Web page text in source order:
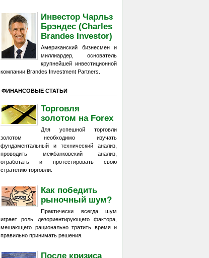
Инвестор Чарльз
Брэндес (Charles
Brandes Investor)
Американский бизнесмен и
миллиардер, основатель
крупнейшей инвестиционной
компании Brandes Investment Partners.
ФИНАНСОВЫЕ СТАТЬИ
Торговля
золотом на Forex
Для успешной торговли
золотом необходимо изучать
фундаментальный и технический анализ,
проводить межбанковский анализ,
отработать и протестировать свою
стратегию торговли.
Как победить
рыночный шум?
Практически всегда шум
играет роль дезориентирующего фактора,
мешающего рационально тратить время и
правильно принимать решения.
После кризиса